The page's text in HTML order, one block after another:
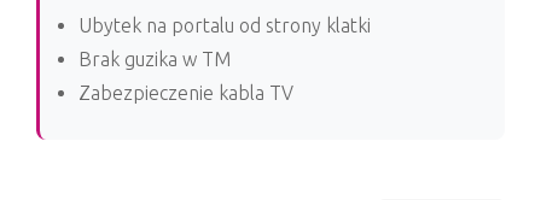
Ubytek na portalu od strony klatki
Brak guzika w TM
Zabezpieczenie kabla TV